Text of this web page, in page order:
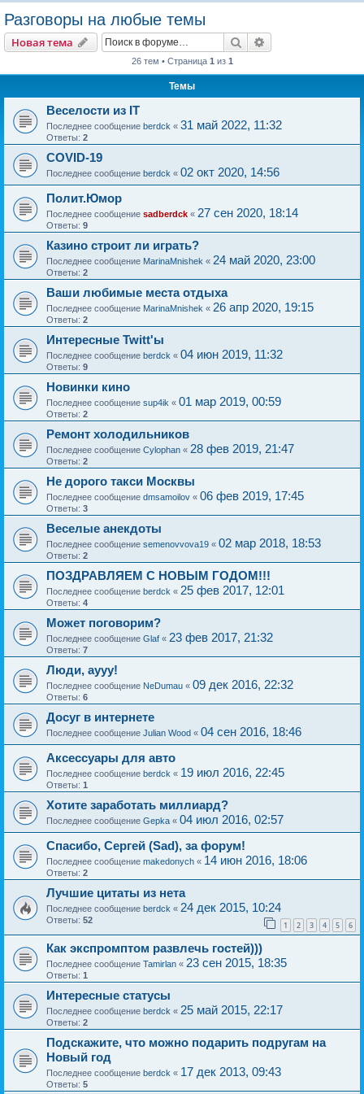
Разговоры на любые темы
Новая тема Поиск
26 тем • Страница 1 из 1
Темы
Веселости из IT
Последнее сообщение berdck « 31 май 2022, 11:32
Ответы: 2
COVID-19
Последнее сообщение berdck « 02 окт 2020, 14:56
Полит.Юмор
Последнее сообщение sadberdck « 27 сен 2020, 18:14
Ответы: 9
Казино строит ли играть?
Последнее сообщение MarinaMnishek « 24 май 2020, 23:00
Ответы: 2
Ваши любимые места отдыха
Последнее сообщение MarinaMnishek « 26 апр 2020, 19:15
Ответы: 2
Интересные Twitt'ы
Последнее сообщение berdck « 04 июн 2019, 11:32
Ответы: 9
Новинки кино
Последнее сообщение sup4ik « 01 мар 2019, 00:59
Ответы: 2
Ремонт холодильников
Последнее сообщение Cylophan « 28 фев 2019, 21:47
Ответы: 2
Не дорого такси Москвы
Последнее сообщение dmsamoilov « 06 фев 2019, 17:45
Ответы: 3
Веселые анекдоты
Последнее сообщение semenovvova19 « 02 мар 2018, 18:53
Ответы: 2
ПОЗДРАВЛЯЕМ С НОВЫМ ГОДОМ!!!
Последнее сообщение berdck « 25 фев 2017, 12:01
Ответы: 4
Может поговорим?
Последнее сообщение Glaf « 23 фев 2017, 21:32
Ответы: 7
Люди, аууу!
Последнее сообщение NeDumau « 09 дек 2016, 22:32
Ответы: 6
Досуг в интернете
Последнее сообщение Julian Wood « 04 сен 2016, 18:46
Аксессуары для авто
Последнее сообщение berdck « 19 июл 2016, 22:45
Ответы: 1
Хотите заработать миллиард?
Последнее сообщение Gepka « 04 июл 2016, 02:57
Спасибо, Сергей (Sad), за форум!
Последнее сообщение makedonych « 14 июн 2016, 18:06
Ответы: 2
Лучшие цитаты из нета
Последнее сообщение berdck « 24 дек 2015, 10:24
Ответы: 52 1 2 3 4 5 6
Как экспромптом развлечь гостей)))
Последнее сообщение Tamirlan « 23 сен 2015, 18:35
Ответы: 1
Интересные статусы
Последнее сообщение berdck « 25 май 2015, 22:17
Ответы: 2
Подскажите, что можно подарить подругам на
Новый год
Последнее сообщение berdck « 17 дек 2013, 09:43
Ответы: 5